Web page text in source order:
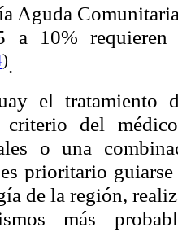
Aguda
a 10% requieren
).
el tratamiento
del
o una
prioritario
de la región,
más